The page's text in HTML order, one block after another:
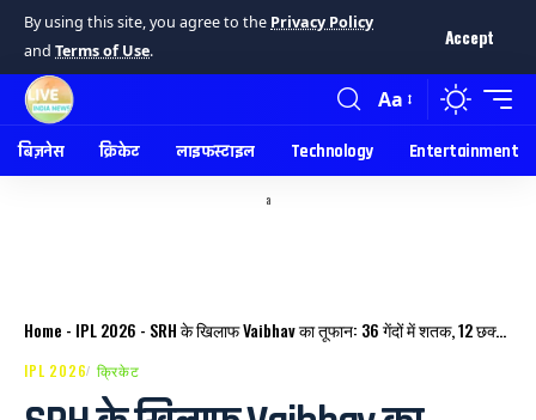
By using this site, you agree to the Privacy Policy
and Terms of Use.
Accept
Aa
बिज़नेस क्रिकेट लाइफस्टाइल Technology Entertainment
a
Home - IPL 2026 - SRH के खिलाफ Vaibhav का तूफान: 36 गेंदों में शतक, 12 छक्कों से मचाया धमाल
IPL 2026 क्रिकेट